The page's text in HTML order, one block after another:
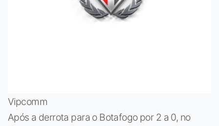
Vipcomm
Após a derrota para o Botafogo por 2 a 0, no